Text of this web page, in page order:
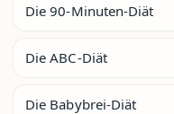
Die 90-Minuten-Diät
Die ABC-Diät
Die Babybrei-Diät